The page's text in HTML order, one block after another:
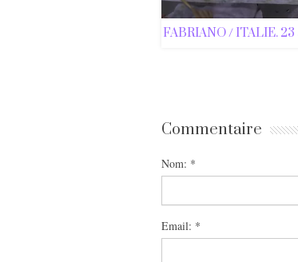
FABRIANO / ITALIE. 23
Commentaire
Nom: *
Email: *